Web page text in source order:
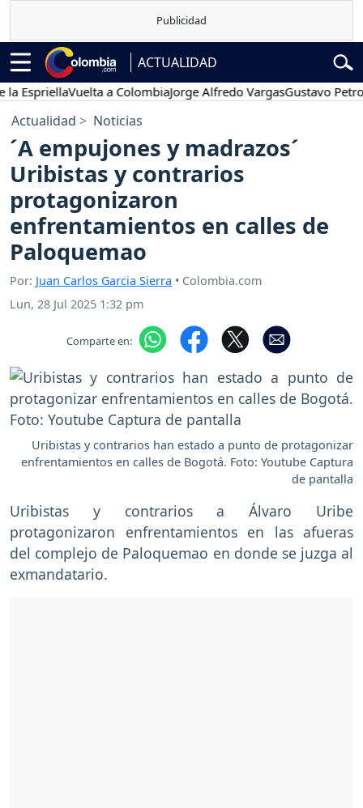
ACTUALIDAD
Vuelta a ColombiaJorge Alfredo VargasGustavo Petro
Actualidad Noticias
´A empujones y madrazos´
Uribistas y contrarios
protagonizaron
enfrentamientos en calles de
Paloquemao
Por: Juan Carlos Garcia Sierra • Colombia.com
Lun, 28 Jul 2025 1:32 pm
Comparte en:
Uribistas y contrarios han estado a punto de protagonizar
enfrentamientos en calles de Bogotá. Foto: Youtube Captura
de pantalla
Uribistas y contrarios a Álvaro Uribe
protagonizaron enfrentamientos en las afueras
del complejo de Paloquemao en donde se juzga al
exmandatario.